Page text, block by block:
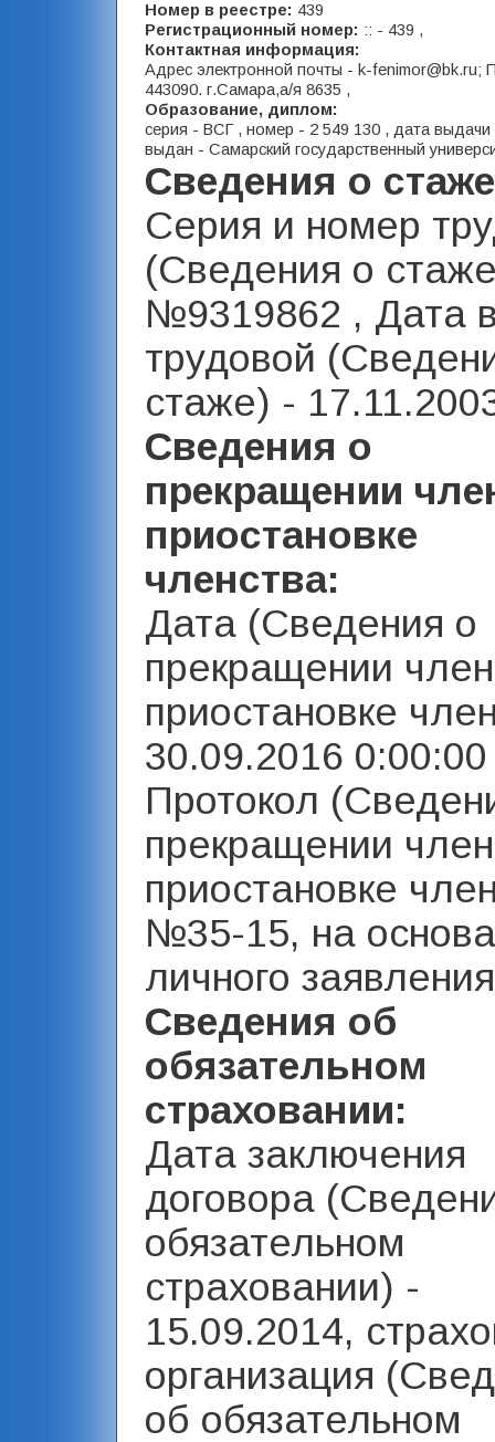
Номер в реестре: 439
Регистрационный номер: :: - 439 ,
Контактная информация:
Адрес электронной почты - k-fenimor@bk.ru;
443090. г.Самара,а/я 8635 ,
Образование, диплом:
серия - ВСГ , номер - 2 549 130 , дата выдачи
выдан - Самарский государственный
Сведения о
Серия и номер
(Сведения о
№9319862 , Дата
трудовой
стаже) -
Сведения о
прекращении
приостановке
членства:
Дата (Сведения о
прекращении
приостановке
30.09.2016
Протокол
прекращении
приостановке
№35-15, на
личного
Сведения об
обязательном
страховании:
Дата заключения
договора
обязательном
страховании) -
15.09.2014,
организация
об обязательном